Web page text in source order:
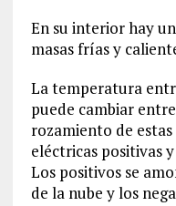
En su interior hay
masas frías y
La temperatura
puede cambiar
rozamiento de
eléctricas positivas
Los positivos se
de la nube y los